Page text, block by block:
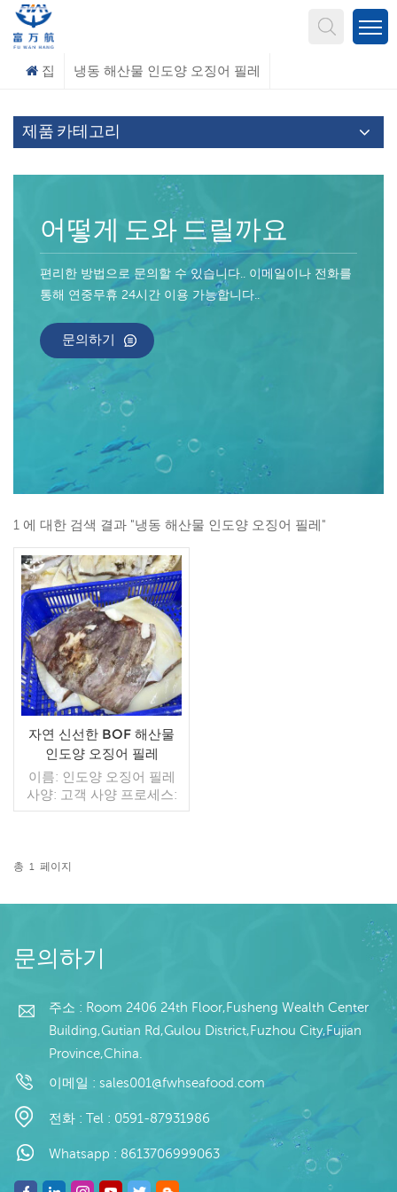
집 냉동 해산물 인도양 오징어 필레
제품 카테고리
어떻게 도와 드릴까요
편리한 방법으로 문의할 수 있습니다.. 이메일이나 전화를
통해 연중무휴 24시간 이용 가능합니다..
문의하기
1 에 대한 검색 결과 "냉동 해산물 인도양 오징어 필레"
자연 신선한 BOF 해산물
인도양 오징어 필레
이름: 인도양 오징어 필레
사양: 고객 사양 프로세스:
컷 유약: BQF 40%(맞춤형)
매/수출 최소. 주문: 20피트
너 지불: 보자마자 TT / С확
원산지: 중국 브랜드: 푸 왕
행
총 1 페이지
문의하기
주소 : Room 2406 24th Floor,Fusheng Wealth Center
Building,Gutian Rd,Gulou District,Fuzhou City,Fujian
Province,China.
이메일 : sales001@fwhseafood.com
전화 : Tel : 0591-87931986
Whatsapp : 8613706999063